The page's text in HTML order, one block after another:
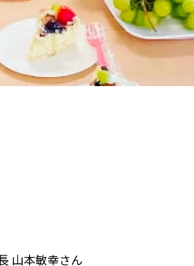
山本敏幸さん